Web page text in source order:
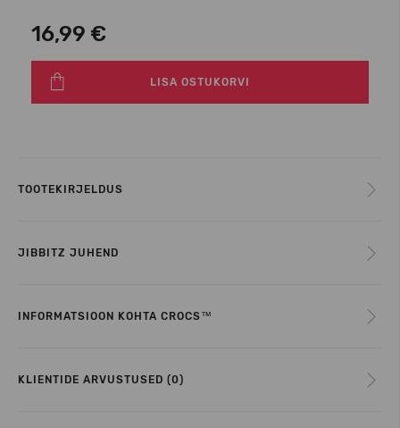
16,99 €
LISA OSTUKORVI
TOOTEKIRJELDUS
JIBBITZ JUHEND
INFORMATSIOON KOHTA CROCS™
KLIENTIDE ARVUSTUSED (0)